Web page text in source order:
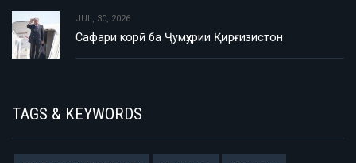
JUL, 30, 2026
Сафари корӣ ба Ҷумҳурии Қирғизистон
TAGS & KEYWORDS